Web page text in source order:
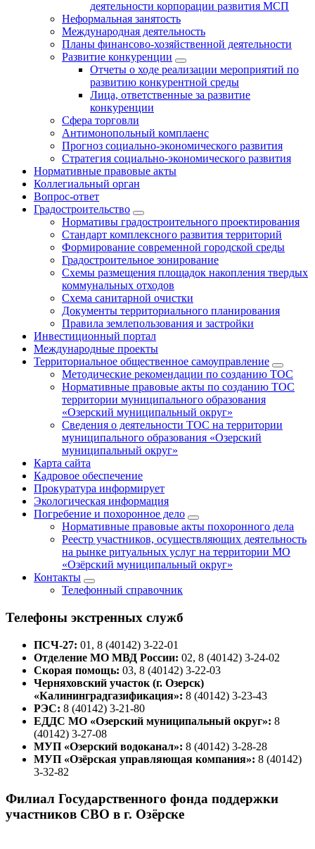
деятельности корпорации развития МСП
Неформальная занятость
Международная деятельность
Планы финансово-хозяйственной деятельности
Развитие конкуренции
Отчеты о ходе реализации мероприятий по
развитию конкурентной среды
Лица, ответственные за развитие
конкуренции
Сфера торговли
Антимонопольный комплаенс
Прогноз социально-экономического развития
Стратегия социально-экономического развития
Нормативные правовые акты
Коллегиальный орган
Вопрос-ответ
Градостроительство
Нормативы градостроительного проектирования
Стандарт комплексного развития территорий
Формирование современной городской среды
Градостроительное зонирование
Схемы размещения площадок накопления твердых
коммунальных отходов
Схема санитарной очистки
Документы территориального планирования
Правила землепользования и застройки
Инвестиционный портал
Международные проекты
Территориальное общественное самоуправление
Методические рекомендации по созданию ТОС
Нормативные правовые акты по созданию ТОС
территории муниципального образования
«Озерский муниципальный округ»
Сведения о деятельности ТОС на территории
муниципального образования «Озерский
муниципальный округ»
Карта сайта
Кадровое обеспечение
Прокуратура информирует
Экологическая информация
Погребение и похоронное дело
Нормативные правовые акты похоронного дела
Реестр участников, осуществляющих деятельность
на рынке ритуальных услуг на территории МО
«Озёрский муниципальный округ»
Контакты
Телефонный справочник
Телефоны экстренных служб
ПСЧ-27: 01, 8 (40142) 3-22-01
Отделение МО МВД России: 02, 8 (40142) 3-24-02
Скорая помощь: 03, 8 (40142) 3-22-03
Черняховский участок (г. Озерск)
«Калининградгазификация»: 8 (40142) 3-23-43
РЭС: 8 (40142) 3-21-80
ЕДДС МО «Озерский муниципальный округ»: 8
(40142) 3-27-08
МУП «Озерский водоканал»: 8 (40142) 3-28-28
МУП «Озёрская управляющая компания»: 8 (40142)
3-32-82
Филиал Государственного фонда поддержки
участников СВО в г. Озёрске